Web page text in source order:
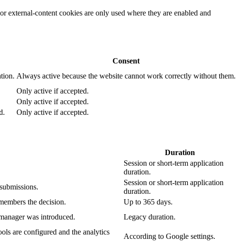
external-content cookies are only used where they are enabled and
Consent
Always active because the website cannot work correctly without them.
Only active if accepted.
Only active if accepted.
Only active if accepted.
Duration
Session or short-term application
duration.
Session or short-term application
duration.
the decision.
Up to 365 days.
was introduced. Legacy duration.
are configured and the analytics
According to Google settings.